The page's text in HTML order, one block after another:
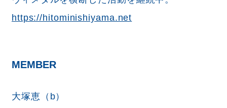
https://hitominishiyama.net
MEMBER
大塚恵（b）